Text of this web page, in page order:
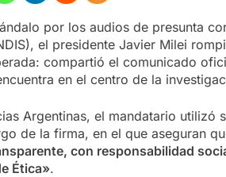
por los audios de presunta
el presidente Javier Milei
compartió el comunicado
en el centro de la
Argentinas, el mandatario utilizó
de la firma, en el que aseguran
con responsabilidad
Ética».